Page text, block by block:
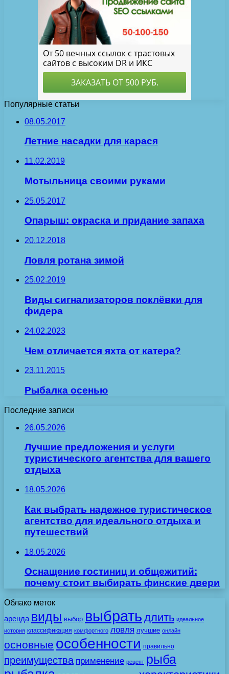
Популярные статьи
08.05.2017
Летние насадки для карася
11.02.2019
Мотыльница своими руками
25.05.2017
Опарыш: окраска и придание запаха
20.12.2018
Ловля ротана зимой
25.02.2019
Виды сигнализаторов поклёвки для
фидера
24.02.2023
Чем отличается яхта от катера?
23.11.2015
Рыбалка осенью
Последние записи
26.05.2026
Лучшие предложения и услуги
туристического агентства для вашего
отдыха
18.05.2026
Как выбрать надежное туристическое
агентство для идеального отдыха и
путешествий
18.05.2026
Оснащение гостиниц и общежитий:
почему стоит выбирать финские двери
Облако меток
аренда виды выбор выбрать длить идеальное
история классификация комфортного ловля лучшие онлайн
основные особенности правильно
преимущества применение рецепт рыба